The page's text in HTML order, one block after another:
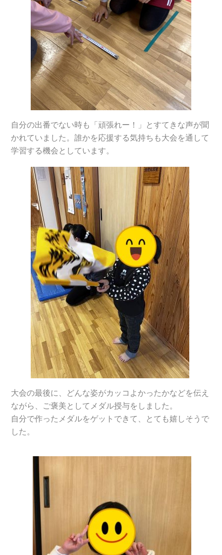
自分の出番でない時も「頑張れー！」とすてきな声が聞
かれていました。誰かを応援する気持ちも大会を通して
学習する機会としています。
大会の最後に、どんな姿がカッコよかったかなどを伝え
ながら、ご褒美としてメダル授与をしました。
自分で作ったメダルをゲットできて、とても嬉しそうで
した。